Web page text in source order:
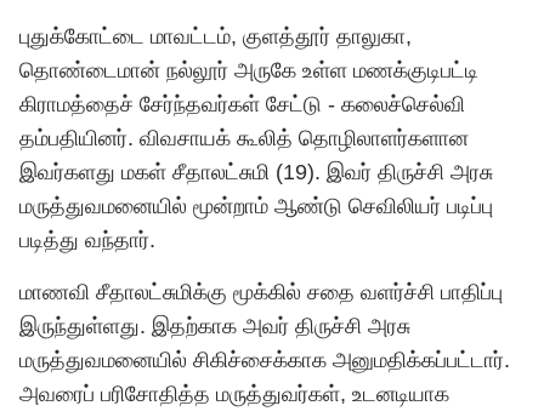
​​புதுக்கோட்டை மாவட்டம், குளத்தூர் தாலுகா,
தொண்டைமான் நல்லூர் அருகே உள்ள மணக்குடிபட்டி
கிராமத்தைச் சேர்ந்தவர்கள் சேட்டு - கலைச்செல்வி
தம்பதியினர். விவசாயக் கூலித் தொழிலாளர்களான
இவர்களது மகள் சீதாலட்சுமி (19). இவர் திருச்சி அரசு
மருத்துவமனையில் மூன்றாம் ஆண்டு செவிலியர் படிப்பு
படித்து வந்தார்.
​மாணவி சீதாலட்சுமிக்கு மூக்கில் சதை வளர்ச்சி பாதிப்பு
இருந்துள்ளது. இதற்காக அவர் திருச்சி அரசு
மருத்துவமனையில் சிகிச்சைக்காக அனுமதிக்கப்பட்டார்.
அவரைப் பரிசோதித்த மருத்துவர்கள், உடனடியாக